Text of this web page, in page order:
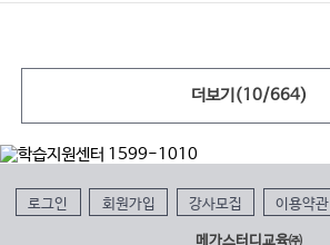
더보기(10/664)
로그인 회원가입 강사모집 이용약관
메가스터디교육㈜